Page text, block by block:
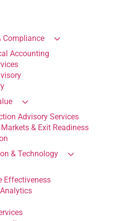
Compliance
Accounting
Advisory Services
& Exit Readiness
& Technology
Effectiveness